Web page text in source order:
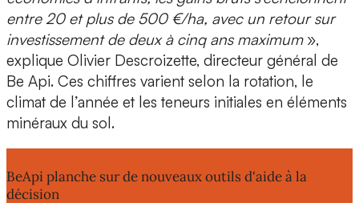
entre 20 et plus de 500 €/ha, avec un retour sur
investissement de deux à cinq ans maximum »,
explique Olivier Descroizette, directeur général de
Be Api. Ces chiffres varient selon la rotation, le
climat de l’année et les teneurs initiales en éléments
minéraux du sol.
BeApi planche sur de nouveaux outils d'aide à la
décision